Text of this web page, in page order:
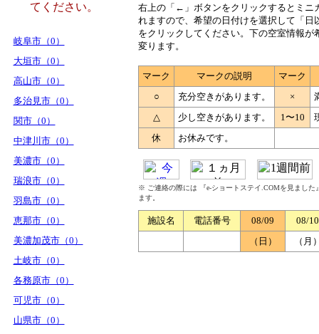
てください。
岐阜市（0）
大垣市（0）
高山市（0）
多治見市（0）
関市（0）
中津川市（0）
美濃市（0）
瑞浪市（0）
羽島市（0）
恵那市（0）
美濃加茂市（0）
土岐市（0）
各務原市（0）
可児市（0）
山県市（0）
右上の「←」ボタンをクリックするとミニ
れますので、希望の日付けを選択して「日
をクリックしてください。下の空室情報が
変ります。
マーク マークの説明
マーク
○
充分空きがあります。 ×
△
少し空きがあります。 1〜10
休
お休みです。
※ ご連絡の際には 『e-ショートステイ.COMを見まし
ます。
施設名 電話番号 08/09
08/10
（日）
（月